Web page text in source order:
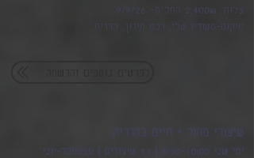
עלות: 2,400₪ החל מ- 9/9/26
מיקום-סטודיו שלי, רכס מירון, הררית
שיעורי מחול • חיים בהררית
ימי שני 8:30-10:00 | 33 שיעורים | ספטמבר-יוני